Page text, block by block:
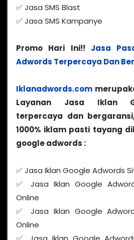
✅ Jasa SMS Blast
✅ Jasa SMS Kampanye
Promo Hari Ini!! Jasa
Adwords Terpercaya Dan
Iklanadwords.com
Layanan Jasa Iklan
terpercaya dan
1000% iklam pasti tayang
google adwords :
✅ Jasa Iklan Google Adwords
✅ Jasa Iklan Google
Online
✅ Jasa Iklan Google
Online